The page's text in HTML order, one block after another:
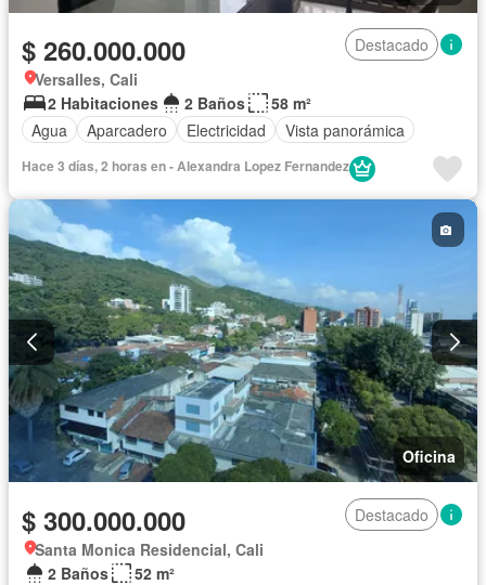
$ 260.000.000
Destacado
Versalles, Cali
2 Habitaciones
2 Baños
58 m²
Agua
Aparcadero Electricidad Vista panorámica
Hace 3 días, 2 horas en - Alexandra Lopez Fernandez
Oficina
$ 300.000.000
Destacado
Santa Monica Residencial, Cali
2 Baños
52 m²